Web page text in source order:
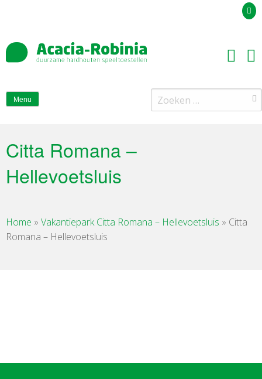
Menu
Zoeken
naar:
Citta Romana –
Hellevoetsluis
Home » Vakantiepark Citta Romana – Hellevoetsluis » Citta
Romana – Hellevoetsluis